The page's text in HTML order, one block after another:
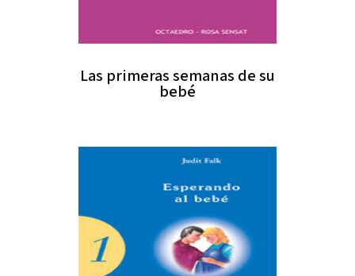
Las primeras semanas de su
bebé